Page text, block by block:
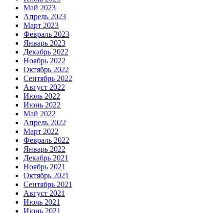
Май 2023
Апрель 2023
Март 2023
Февраль 2023
Январь 2023
Декабрь 2022
Ноябрь 2022
Октябрь 2022
Сентябрь 2022
Август 2022
Июль 2022
Июнь 2022
Май 2022
Апрель 2022
Март 2022
Февраль 2022
Январь 2022
Декабрь 2021
Ноябрь 2021
Октябрь 2021
Сентябрь 2021
Август 2021
Июль 2021
Июнь 2021